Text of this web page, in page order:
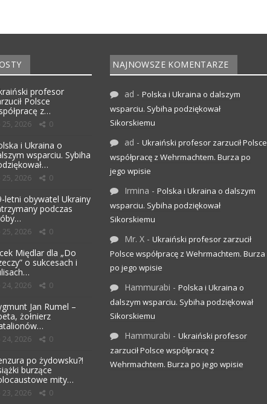
profesor
Polsce
z…
25, 2026 0
i Ukraina o
wsparciu. Sybiha
25, 2026 0
letni obywatel Ukrainy
podczas
25, 2026 0
Międlar dla „Do
o sukcesach i
24, 2026 0
Jan Rumel –
żołnierz
24, 2026 0
po żydowsku?!
burzące
mity…
23, 2026 0
NAJNOWSZE KOMENTARZE
ad - Polska i Ukraina o dalszym
wsparciu. Sybiha podziękował
Sikorskiemu
ad - Ukraiński profesor zarzucił Polsce
współpracę z Wehrmachtem. Burza po
jego wpisie
Irmina - Polska i Ukraina o dalszym
wsparciu. Sybiha podziękował
Sikorskiemu
Mr. X - Ukraiński profesor zarzucił
Polsce współpracę z Wehrmachtem. Burza
po jego wpisie
Hammurabi - Polska i Ukraina o
dalszym wsparciu. Sybiha podziękował
Sikorskiemu
Hammurabi - Ukraiński profesor
zarzucił Polsce współpracę z
Wehrmachtem. Burza po jego wpisie